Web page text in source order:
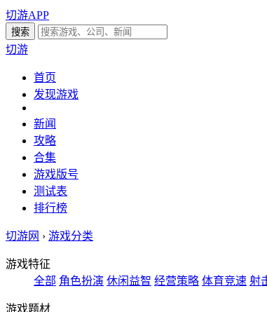
切游APP
切游
首页
发现游戏
新闻
攻略
合集
游戏版号
测试表
排行榜
切游网 › 游戏分类
游戏特征
全部 角色扮演 休闲益智 经营策略 体育竞速 射
游戏题材